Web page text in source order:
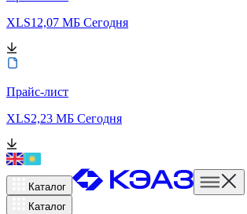
XLS12,07 МБ Сегодня
Прайс-лист
XLS2,23 МБ Сегодня
Каталог
Каталог